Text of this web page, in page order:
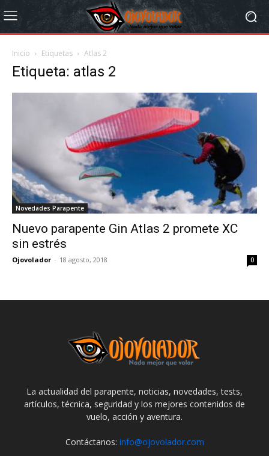
Inicio Etiquetas Atlas 2
Etiqueta: atlas 2
Novedades Parapente
Nuevo parapente Gin Atlas 2 promete XC
sin estrés
Ojovolador - 18 agosto, 2018 0
La actualidad del parapente, noticias, novedades, tests,
artículos, técnica, seguridad y los mejores contenidos de
vuelo, acción y aventura.
Contáctanos: info@ojovolador.com